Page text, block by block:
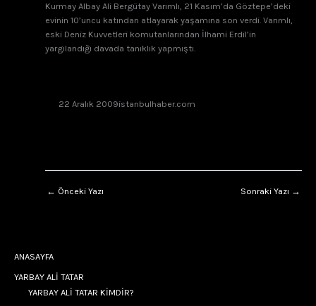
ANASAYFA
YARBAY ALİ TATAR
YARBAY ALİ TATAR KİMDİR?
Kurmay Albay Ali Bergütay Varımlı, 21 Kasım’da Göztepe’deki
evinin 10’uncu katından atlayarak yaşamına son verdi. Varımlı,
eski Deniz Kuvvetleri komutanlarından İlhami Erdil’in
yargılandığı davada tanıklık yapmıştı.
22 Aralık 2009istanbulhaber.com
← Önceki Yazı Sonraki Yazı →